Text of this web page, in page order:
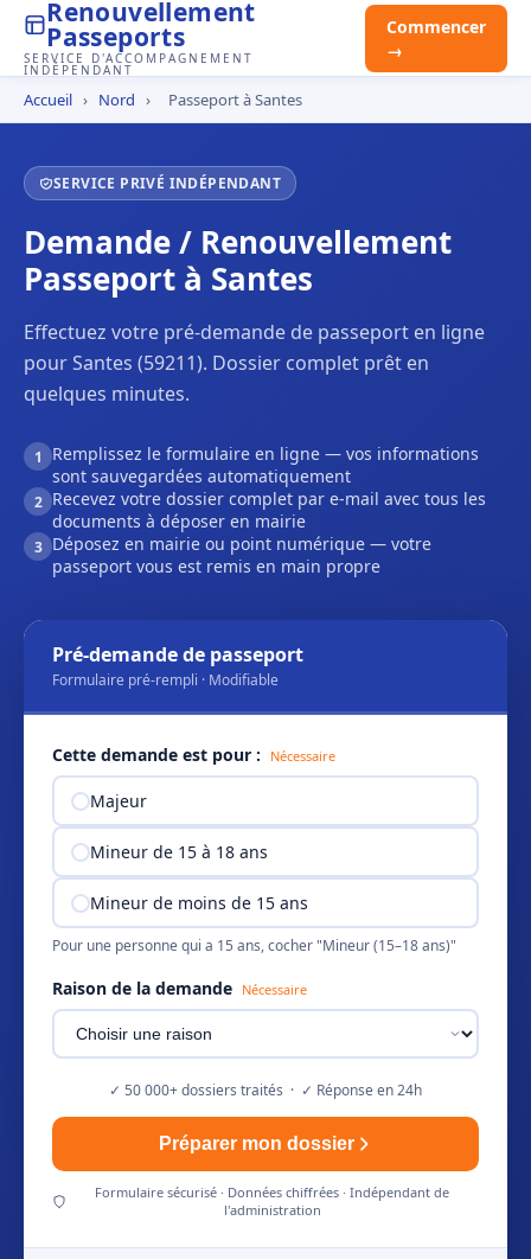
Renouvellement
Passeports
SERVICE D'ACCOMPAGNEMENT
INDÉPENDANT
Commencer
→
Accueil › Nord › Passeport à Santes
SERVICE PRIVÉ INDÉPENDANT
Demande / Renouvellement
Passeport à Santes
Effectuez votre pré-demande de passeport en ligne
pour Santes (59211). Dossier complet prêt en
quelques minutes.
1
Remplissez le formulaire en ligne — vos informations
sont sauvegardées automatiquement
2 Recevez votre dossier complet par e-mail avec tous les
documents à déposer en mairie
3 Déposez en mairie ou point numérique — votre
passeport vous est remis en main propre
Pré-demande de passeport
Formulaire pré-rempli · Modifiable
Cette demande est pour : Nécessaire
Majeur
Mineur de 15 à 18 ans
Mineur de moins de 15 ans
Pour une personne qui a 15 ans, cocher "Mineur (15–18 ans)"
Raison de la demande Nécessaire
✓ 50 000+ dossiers traités · ✓ Réponse en 24h
Préparer mon dossier
Formulaire sécurisé · Données chiffrées · Indépendant de
l'administration